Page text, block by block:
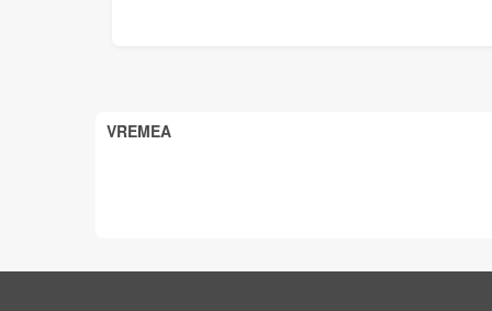
VREMEA